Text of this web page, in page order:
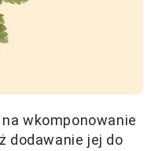
wkomponowanie
dodawanie jej do